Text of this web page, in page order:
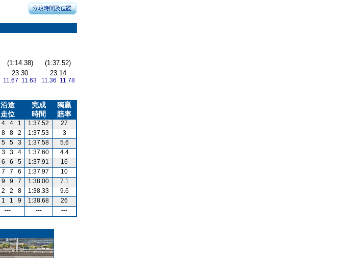
(1:14.38)
(1:37.52)
23.30
11.67 11.63
23.14
11.36 11.78
沿途
走位
完成
時間
獨贏
賠率
4 4 1 1:37.52
27
8 8 2 1:37.53
3
5 5 3 1:37.58
5.6
3 3 4 1:37.60
4.4
6 6 5 1:37.91
16
7 7 6 1:37.97
10
9 9 7 1:38.00
7.1
2 2 8 1:38.33
9.6
1 1 9 1:38.68
26
--- --- ---